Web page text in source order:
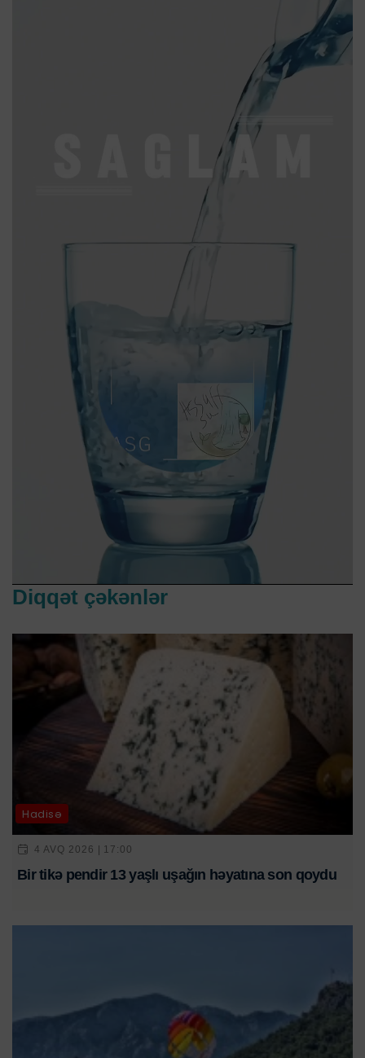
Diqqət çəkənlər
Hadisə
4 AVQ 2026 | 17:00
Bir tikə pendir 13 yaşlı uşağın həyatına son qoydu